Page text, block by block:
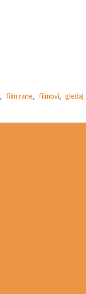
, film rane, filmovi, gledaj